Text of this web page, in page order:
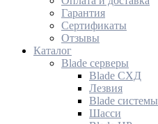
Гарантия
Сертификаты
Отзывы
Каталог
Blade серверы
Blade СХД
Лезвия
Blade системы
Шасси